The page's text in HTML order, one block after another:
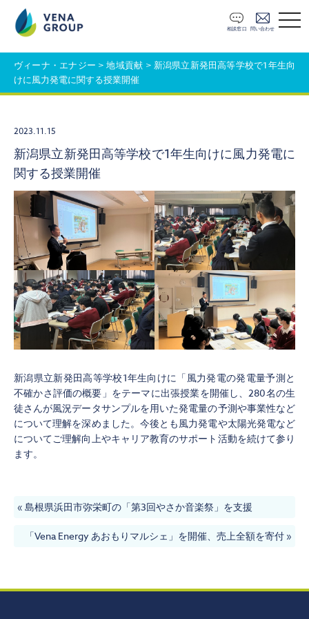
問い合わせ
相談窓口
t
o
g
l
e
a
t
i
ヴィーナ・エナジー >地域貢献 > 新潟県立新発田高等学校で1年生向
けに風力発電に関する授業開催
2023.11.15
新潟県立新発田高等学校で1年生向けに風力発電に
関する授業開催
新潟県立新発田高等学校1年生向けに「風力発電の発電量予測と
不確かさ評価の概要」をテーマに出張授業を開催し、280名の生
徒さんが風況データサンプルを用いた発電量の予測や事業性など
について理解を深めました。今後とも風力発電や太陽光発電など
についてご理解向上やキャリア教育のサポート活動を続けて参り
ます。
« 島根県浜田市弥栄町の「第3回やさか音楽祭」を支援
「Vena Energy あおもりマルシェ」を開催、売上全額を寄付 »